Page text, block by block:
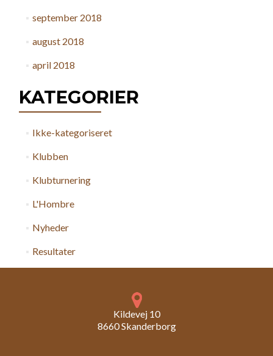
september 2018
august 2018
april 2018
KATEGORIER
Ikke-kategoriseret
Klubben
Klubturnering
L'Hombre
Nyheder
Resultater
Kildevej 10
8660 Skanderborg